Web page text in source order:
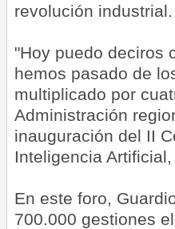
revolución industrial.
"Hoy puedo deciros
hemos pasado de
multiplicado por
Administración
inauguración del II
Inteligencia
En este foro,
700.000 gestiones